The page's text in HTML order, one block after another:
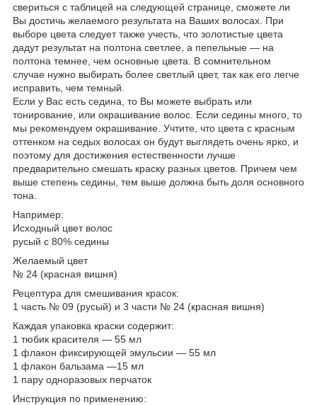
свериться с таблицей на следующей странице, сможете ли
Вы достичь желаемого результата на Ваших волосах. При
выборе цвета следует также учесть, что золотистые цвета
дадут результат на полтона светлее, а пепельные — на
полтона темнее, чем основные цвета. В сомнительном
случае нужно выбирать более светлый цвет, так как его легче
исправить, чем темный.
Если у Вас есть седина, то Вы можете выбрать или
тонирование, или окрашивание волос. Если седины много, то
мы рекомендуем окрашивание. Учтите, что цвета с красным
оттенком на седых волосах он будут выглядеть очень ярко, и
поэтому для достижения естественности лучше
предварительно смешать краску разных цветов. Причем чем
выше степень седины, тем выше должна быть доля основного
тона.
Например:
Исходный цвет волос
русый с 80% седины
Желаемый цвет
№ 24 (красная вишня)
Рецептура для смешивания красок:
1 часть № 09 (русый) и 3 части № 24 (красная вишня)
Каждая упаковка краски содержит:
1 тюбик красителя — 55 мл
1 флакон фиксирующей эмульсии — 55 мл
1 флакон бальзама —15 мл
1 пару одноразовых перчаток
Инструкция по применению: